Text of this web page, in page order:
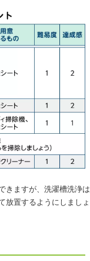
きますが、洗濯槽洗浄は
放置するようにしましょ